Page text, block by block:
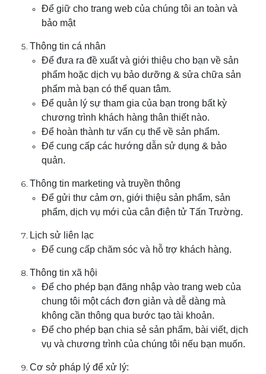
Để giữ cho trang web của chúng tôi an toàn và
bảo mật
Thông tin cá nhân
Để đưa ra đề xuất và giới thiệu cho bạn về sản
phẩm hoặc dịch vụ bảo dưỡng & sửa chữa sản
phẩm mà bạn có thể quan tâm.
Để quản lý sự tham gia của bạn trong bất kỳ
chương trình khách hàng thân thiết nào.
Để hoàn thành tư vấn cụ thể về sản phẩm.
Để cung cấp các hướng dẫn sử dụng & bảo
quản.
Thông tin marketing và truyền thông
Để gửi thư cảm ơn, giới thiệu sản phẩm, sản
phẩm, dịch vụ mới của cân điện tử Tấn Trường.
Lịch sử liên lạc
Để cung cấp chăm sóc và hỗ trợ khách hàng.
Thông tin xã hội
Để cho phép bạn đăng nhập vào trang web của
chung tôi một cách đơn giản và dễ dàng mà
không cần thông qua bước tạo tài khoản.
Để cho phép bạn chia sẻ sản phẩm, bài viết, dịch
vụ và chương trình của chúng tôi nếu bạn muốn.
Cơ sở pháp lý để xử lý: